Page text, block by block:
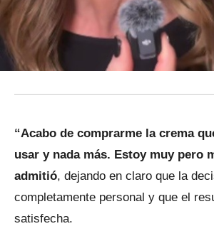
“Acabo de comprarme la crema
usar y nada más. Estoy muy pero
admitió, dejando en claro que la
completamente personal y que el
satisfecha.